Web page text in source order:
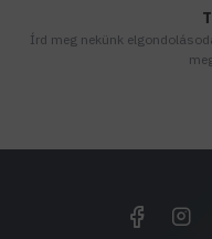
Írd meg nekünk